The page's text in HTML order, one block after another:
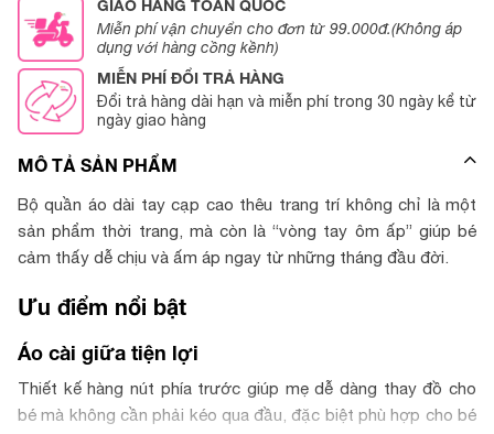
GIAO HÀNG TOÀN QUỐC
Miễn phí vận chuyển cho đơn từ 99.000đ.(Không áp
dụng với hàng cồng kềnh)
MIỄN PHÍ ĐỔI TRẢ HÀNG
Đổi trả hàng dài hạn và miễn phí trong 30 ngày kể từ
ngày giao hàng
MÔ TẢ SẢN PHẨM
Bộ quần áo dài tay cạp cao thêu trang trí không chỉ là một
sản phẩm thời trang, mà còn là “vòng tay ôm ấp” giúp bé
cảm thấy dễ chịu và ấm áp ngay từ những tháng đầu đời.
Ưu điểm nổi bật
Áo cài giữa tiện lợi
Thiết kế hàng nút phía trước giúp mẹ dễ dàng thay đồ cho
bé mà không cần phải kéo qua đầu, đặc biệt phù hợp cho bé